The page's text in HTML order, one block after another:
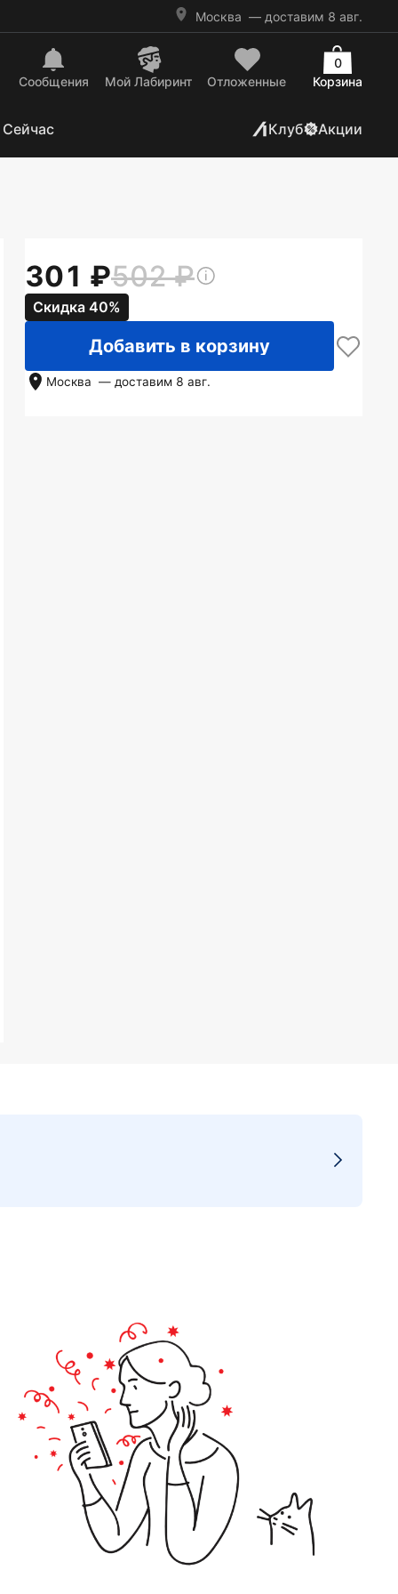
Москва — доставим 8 авг.
Сообщения Mой Лабиринт Отложенные Корзина
0
Клуб Акции
301 502
Скидка 40%
Добавить в корзину
Москва — доставим 8 авг.